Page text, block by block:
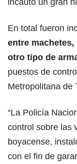
En total fueron
entre
otro tipo de
puestos de
Metropolitana de
“La Policía
control sobre las
boyacense,
con el fin de